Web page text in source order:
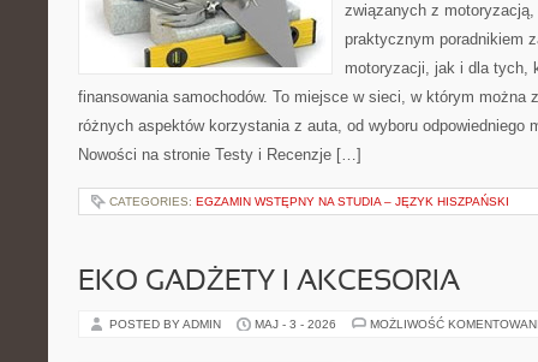
związanych z
praktycznym poradnikiem
motoryzacji, jak i dla tych,
finansowania samochodów. To miejsce w sieci, w którym można
różnych aspektów korzystania z auta, od wyboru odpowiedniego
Nowości na stronie Testy i Recenzje […]
CATEGORIES: EGZAMIN WSTĘPNY NA STUDIA – JĘZYK HISZPAŃSKI
EKO GADŻETY I AKCESORIA
POSTED BY ADMIN MAJ - 3 - 2026 MOŻLIWOŚĆ